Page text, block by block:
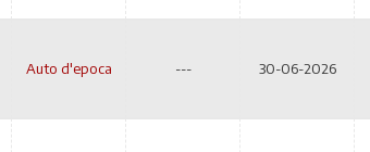
Auto d'epoca --- 30-06-2026